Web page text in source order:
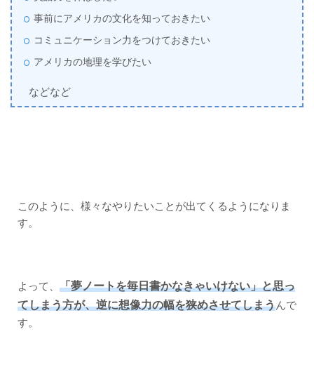
事前にアメリカの文化を知っておきたい
コミュニケーション力をつけておきたい
アメリカの地理を学びたい
などなど
このように、様々なやりたいことが出てくるようになりま
す。
よって、 「夢ノートを毎日書かなきゃいけない」と思っ
てしまう方が、逆に想像力の幅を狭めさせてしまうんで
す。